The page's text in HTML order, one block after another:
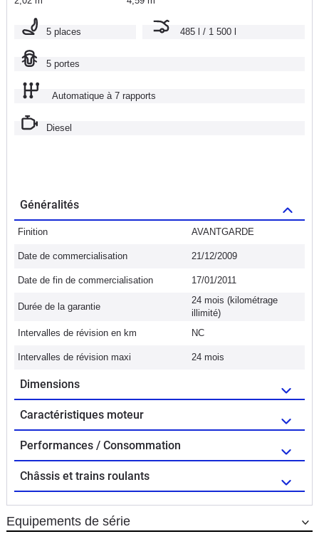
5 places 485 l / 1 500 l
5 portes
Automatique à 7 rapports
Diesel
Généralités
Finition AVANTGARDE
Date de commercialisation 21/12/2009
Date de fin de commercialisation 17/01/2011
Durée de la garantie
24 mois (kilométrage
illimité)
Intervalles de révision en km
NC
Intervalles de révision maxi 24 mois
Dimensions
Caractéristiques moteur
Performances / Consommation
Châssis et trains roulants
Equipements de série